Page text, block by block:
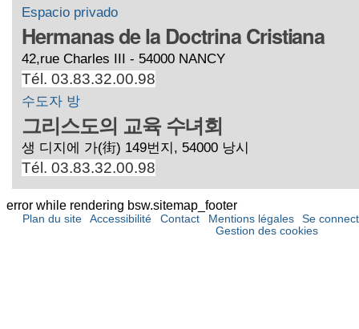
Espacio privado
Hermanas de la Doctrina Cristiana
42,rue Charles III - 54000 NANCY
Tél. 03.83.32.00.98
수도자 방
그리스도의 교육 수녀회
생 디지에 가(街) 149번지, 54000 낭시
Tél. 03.83.32.00.98
error while rendering bsw.sitemap_footer
Plan du site Accessibilité Contact Mentions légales
Se
Gestion des cookies